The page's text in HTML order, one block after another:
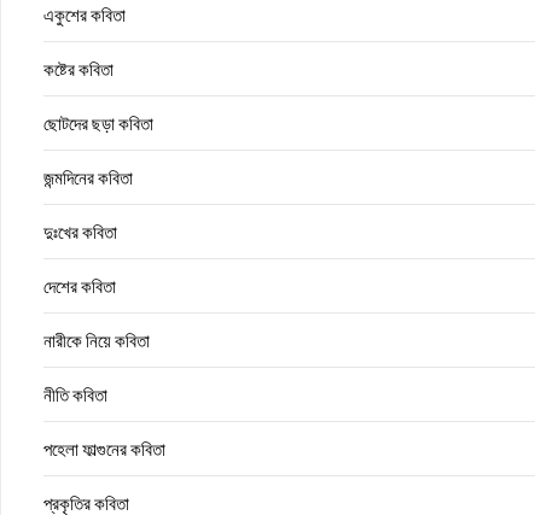
একুশের কবিতা
কষ্টের কবিতা
ছোটদের ছড়া কবিতা
জন্মদিনের কবিতা
দুঃখের কবিতা
দেশের কবিতা
নারীকে নিয়ে কবিতা
নীতি কবিতা
পহেলা ফাল্গুনের কবিতা
প্রকৃতির কবিতা